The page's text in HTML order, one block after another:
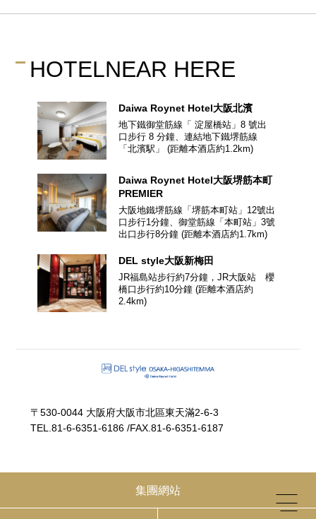
HOTELNEAR HERE
Daiwa Roynet Hotel大阪北濱
地下鐵御堂筋線「 淀屋橋站」8 號出
口步行 8 分鐘、連結地下鐵堺筋線
「北濱駅」
(距離本酒店約1.2km)
Daiwa Roynet Hotel大阪堺筋本町
PREMIER
大阪地鐵堺筋線「堺筋本町站」12號出
口步行1分鐘、御堂筋線「本町站」3號
出口步行8分鐘 (距離本酒店約1.7km)
DEL style大阪新梅田
JR福島站步行約7分鐘，JR大阪站 櫻
橋口步行約10分鐘 (距離本酒店約
2.4km)
〒530-0044 大阪府大阪市北區東天滿2-6-3
TEL. 81-6-6351-6186 /FAX.81-6-6351-6187
集團網站